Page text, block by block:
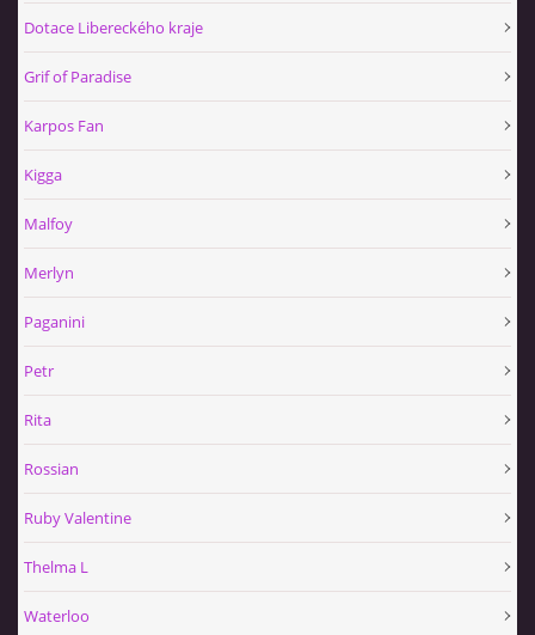
Dotace Libereckého kraje
Grif of Paradise
Karpos Fan
Kigga
Malfoy
Merlyn
Paganini
Petr
Rita
Rossian
Ruby Valentine
Thelma L
Waterloo